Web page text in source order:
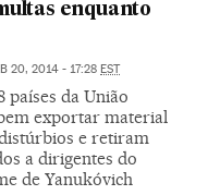
enquanto
20, 2014 - 17:28 EST
países da União
exportar material
e retiram
a dirigentes do
de Yanukóvich